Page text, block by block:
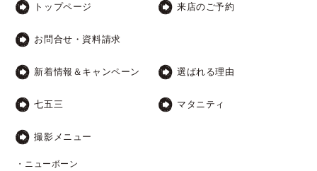
トップページ 来店のご予約
お問合せ・資料請求
新着情報＆キャンペーン 選ばれる理由
七五三 マタニティ
撮影メニュー
・ニューボーン